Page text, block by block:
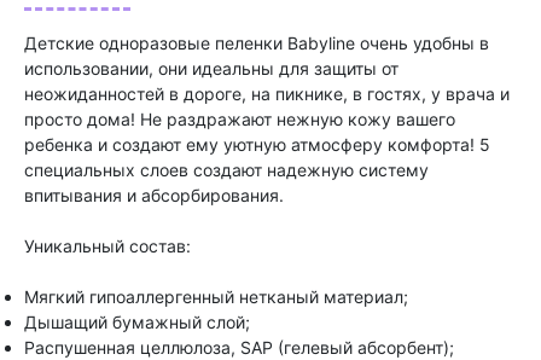
Детские одноразовые пеленки Babyline очень удобны в
использовании, они идеальны для защиты от
неожиданностей в дороге, на пикнике, в гостях, у врача и
просто дома! Не раздражают нежную кожу вашего
ребенка и создают ему уютную атмосферу комфорта! 5
специальных слоев создают надежную систему
впитывания и абсорбирования.
Уникальный состав:
Мягкий гипоаллергенный нетканый материал;
Дышащий бумажный слой;
Распушенная целлюлоза, SAP (гелевый абсорбент);